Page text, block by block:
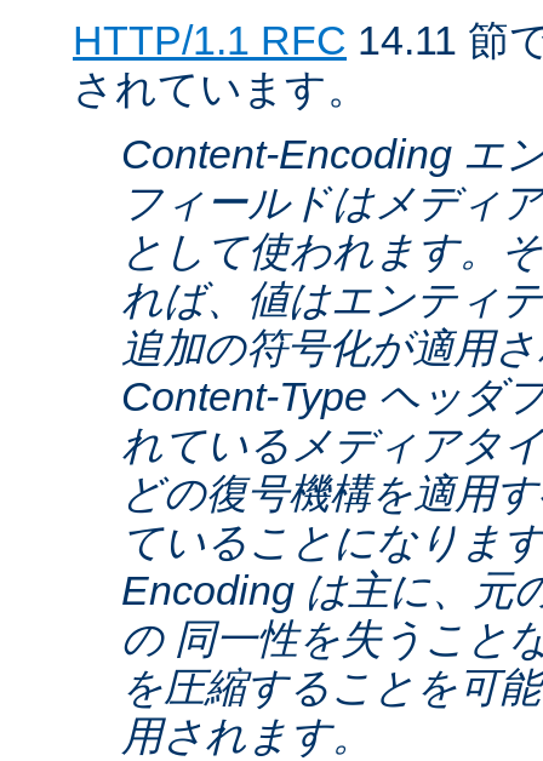
HTTP/1.1 RFC 14.11 節
されています。
Content-Encoding エ
フィールドはメディ
として使われます。
れば、値はエンティ
追加の符号化が適用
Content-Type ヘッダ
れているメディアタ
どの復号機構を適用
ていることになりま
Encoding は主に、元
の 同一性を失うこと
を圧縮することを可
用されます。